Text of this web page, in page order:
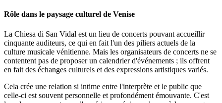
Rôle dans le paysage culturel de Venise
La Chiesa di San Vidal est un lieu de concerts pouvant accueillir
cinquante auditeurs, ce qui en fait l'un des piliers actuels de la
culture musicale vénitienne. Mais les organisateurs de concerts ne se
contentent pas de proposer un calendrier d'événements ; ils offrent
en fait des échanges culturels et des expressions artistiques variés.
Cela crée une relation si intime entre l'interprète et le public que
celle-ci est souvent personnelle et profondément émouvante. C'est